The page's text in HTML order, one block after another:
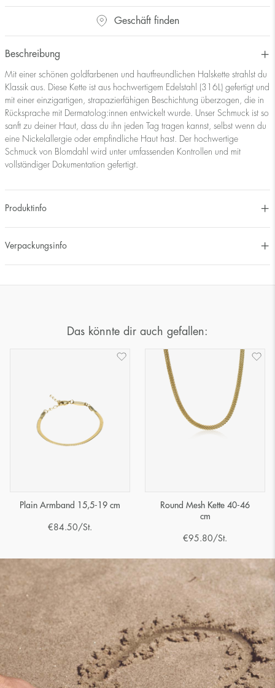
Geschäft finden
Beschreibung
Mit einer schönen goldfarbenen und hautfreundlichen Halskette strahlst du
Klassik aus. Diese Kette ist aus hochwertigem Edelstahl (316L) gefertigt und
mit einer einzigartigen, strapazierfähigen Beschichtung überzogen, die in
Rücksprache mit Dermatolog:innen entwickelt wurde. Unser Schmuck ist so
sanft zu deiner Haut, dass du ihn jeden Tag tragen kannst, selbst wenn du
eine Nickelallergie oder empfindliche Haut hast. Der hochwertige
Schmuck von Blomdahl wird unter umfassenden Kontrollen und mit
vollständiger Dokumentation gefertigt.
Produktinfo
Verpackungsinfo
Das könnte dir auch gefallen:
Plain Armband 15,5-19 cm
€84.50/St.
Round Mesh Kette 40-46
cm
€95.80/St.